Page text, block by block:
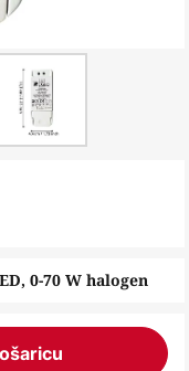
0-70 W halogen